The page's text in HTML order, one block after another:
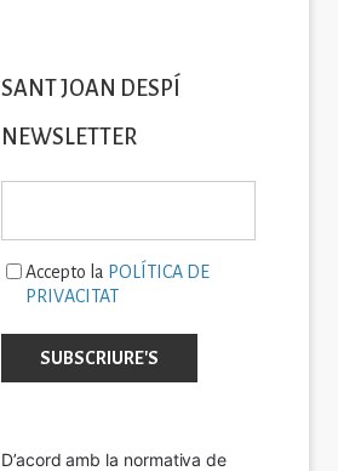
SANT JOAN DESPÍ
NEWSLETTER
Accepto la POLÍTICA DE
PRIVACITAT
D’acord amb la normativa de